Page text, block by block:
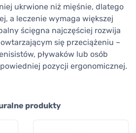
ukrwione niż mięśnie, dlatego
a leczenie wymaga większej
ścięgna najczęściej rozwija
się przeciążeniu –
pływaków lub osób
pozycji ergonomicznej.
produkty